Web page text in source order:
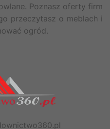
Poznasz oferty firm
przeczytasz o meblach i
ogród.